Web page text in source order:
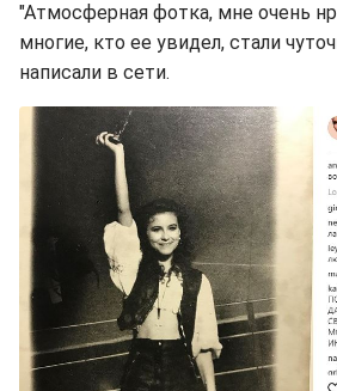
"Атмосферная фотка, мне очень
многие, кто ее увидел, стали
написали в сети.